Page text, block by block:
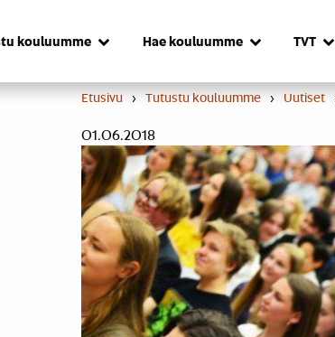
kouluumme Hae kouluumme TVT
Etusivu › Tutustu kouluumme › Uutiset
01.06.2018